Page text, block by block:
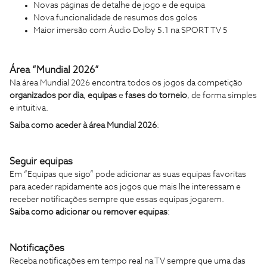
Novas páginas de detalhe de jogo e de equipa
Nova funcionalidade de resumos dos golos
Maior imersão com Áudio Dolby 5.1 na SPORT TV 5
Área “Mundial 2026”
Na área Mundial 2026 encontra todos os jogos da competição
organizados por dia, equipas e fases do torneio, de forma simples
e intuitiva.
Saiba como aceder à área Mundial 2026:
Seguir equipas
Em “Equipas que sigo” pode adicionar as suas equipas favoritas
para aceder rapidamente aos jogos que mais lhe interessam e
receber notificações sempre que essas equipas jogarem.
Saiba como adicionar ou remover equipas:
Notificações
Receba notificações em tempo real na TV sempre que uma das